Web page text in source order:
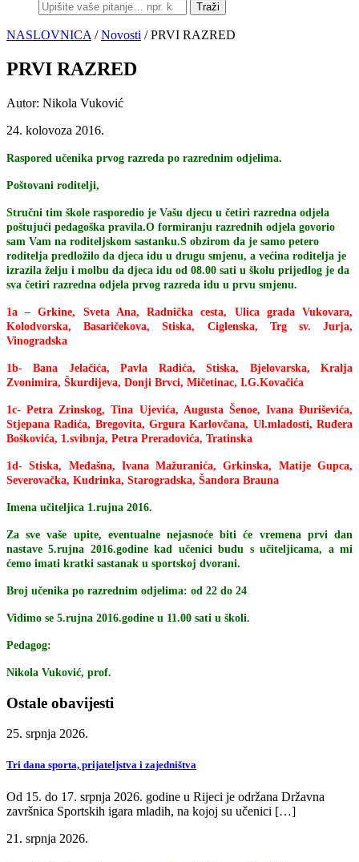
Traži
NASLOVNICA /Novosti / PRVI RAZRED
PRVI RAZRED
Autor: Nikola Vuković
24. kolovoza 2016.
Raspored učenika prvog razreda po razrednim odjelima.
Poštovani roditelji,
Stručni tim škole rasporedio je Vašu djecu u četiri razredna odjela
poštujući pedagoška pravila.O formiranju razrednih odjela govorio
sam Vam na roditeljskom sastanku.S obzirom da je samo petero
roditelja predložilo da djeca idu u drugu smjenu, a većina roditelja je
izrazila želju i molbu da djeca idu od 08.00 sati u školu prijedlog je da
sva četiri razredna odjela prvog razreda idu u prvu smjenu.
1a – Grkine, Sveta Ana, Radnička cesta, Ulica grada Vukovara,
Kolodvorska, Basaričekova, Stiska, Ciglenska, Trg sv. Jurja,
Vinogradska
1b- Bana Jelačića, Pavla Radića, Stiska, Bjelovarska, Kralja
Zvonimira, Škurdijeva, Donji Brvci, Mičetinac, I.G.Kovačića
1c- Petra Zrinskog, Tina Ujevića, Augusta Šenoe, Ivana Đuriševića,
Stjepana Radića, Bregovita, Grgura Karlovčana, Ul.mladosti, Ruđera
Boškovića, 1.svibnja, Petra Preradovića, Tratinska
1d- Stiska, Međašna, Ivana Mažuranića, Grkinska, Matije Gupca,
Severovačka, Kudrinka, Starogradska, Šandora Brauna
Imena učiteljica 1.rujna 2016.
Za sve vaše upite, eventualne nejasnoće biti će vremena prvi dan
nastave 5.rujna 2016.godine kad učenici budu s učiteljicama, a mi
ćemo imati kratki sastanak u sportskoj dvorani.
Broj učenika po razrednim odjelima: od 22 do 24
Vidimo se 5.rujna 2016.godine u 11.00 sati u školi.
Pedagog:
Nikola Vuković, prof.
Ostale obavijesti
25. srpnja 2026.
Tri dana sporta, prijateljstva i zajedništva
Od 15. do 17. srpnja 2026. godine u Rijeci je održana Državna
završnica Sportskih igara mladih, na kojoj su učenici […]
21. srpnja 2026.